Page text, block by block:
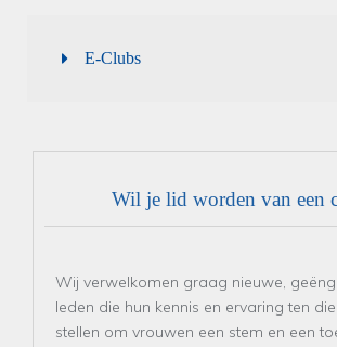
E-Clubs
Wil je lid worden van een
Wij verwelkomen graag nieuwe,
leden die hun kennis en ervaring ten
stellen om vrouwen een stem en een